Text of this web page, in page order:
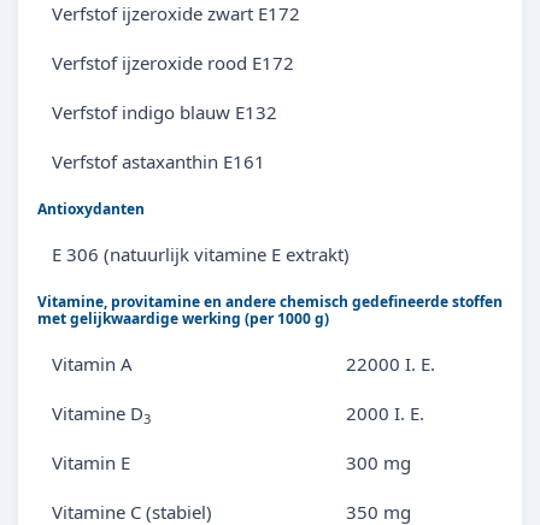
Verfstof ijzeroxide zwart E172
Verfstof ijzeroxide rood E172
Verfstof indigo blauw E132
Verfstof astaxanthin E161
Antioxydanten
E 306 (natuurlijk vitamine E extrakt)
Vitamine, provitamine en andere chemisch gedefineerde stoffen
met gelijkwaardige werking (per 1000 g)
Vitamin A 22000 I. E.
Vitamine D3 2000 I. E.
Vitamin E 300 mg
Vitamine C (stabiel) 350 mg